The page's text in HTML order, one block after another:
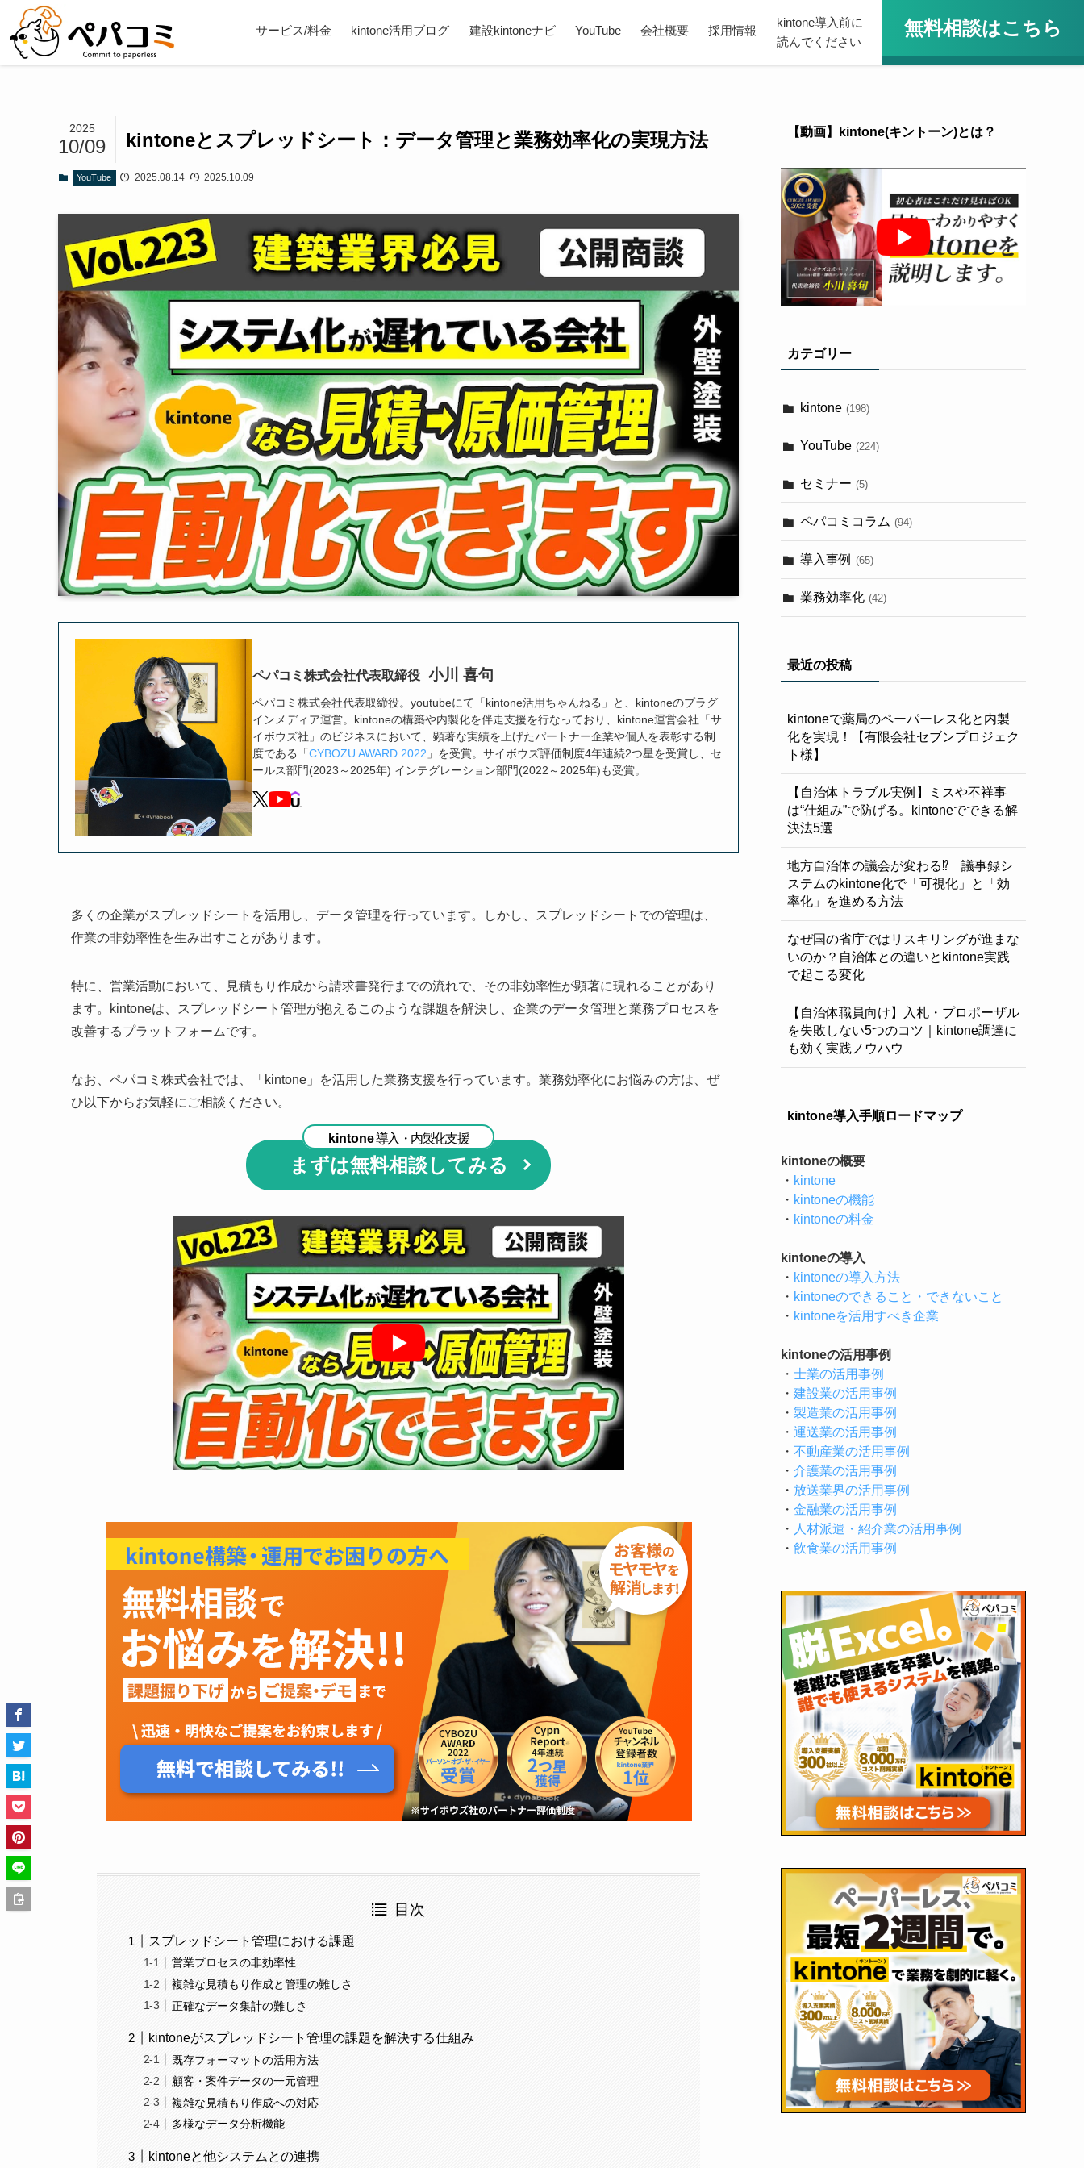
サービス/料金 kintone活用ブログ 建設kintoneナビ YouTube 会社概要 採用情報
kintone導入前に
読んでください
無料相談はこちら
kintoneとスプレッドシート：データ管理と業務効率化の実現方法
2025
10/09
YouTube 2025.08.14 2025.10.09
ペパコミ株式会社代表取締役 小川 喜句
ペパコミ株式会社代表取締役。youtubeにて「kintone活用ちゃんねる」と、kintoneのプラグ
インメディア運営。kintoneの構築や内製化を伴走支援を行なっており、kintone運営会社「サ
イボウズ社」のビジネスにおいて、顕著な実績を上げたパートナー企業や個人を表彰する制
度である「CYBOZU AWARD 2022 」を受賞。サイボウズ評価制度4年連続2つ星を受賞し、セ
ールス部門(2023～2025年) インテグレーション部門(2022～2025年)も受賞。
多くの企業がスプレッドシートを活用し、データ管理を行っています。しかし、スプレッドシートでの管理は、
作業の非効率性を生み出すことがあります。
特に、営業活動において、見積もり作成から請求書発行までの流れで、その非効率性が顕著に現れることがあり
ます。kintoneは、スプレッドシート管理が抱えるこのような課題を解決し、企業のデータ管理と業務プロセスを
改善するプラットフォームです。
なお、ペパコミ株式会社では、「kintone」を活用した業務支援を行っています。業務効率化にお悩みの方は、ぜ
ひ以下からお気軽にご相談ください。
kintone導入・内製化支援
まずは無料相談してみる
目次
スプレッドシート管理における課題
営業プロセスの非効率性
複雑な見積もり作成と管理の難しさ
正確なデータ集計の難しさ
kintoneがスプレッドシート管理の課題を解決する仕組み
既存フォーマットの活用方法
顧客・案件データの一元管理
複雑な見積もり作成への対応
多様なデータ分析機能
kintoneと他システムとの連携
【動画】kintone(キントーン)とは？
カテゴリー
kintone (198)
YouTube (224)
セミナー (5)
ペパコミコラム (94)
導入事例 (65)
業務効率化 (42)
最近の投稿
kintoneで薬局のペーパーレス化と内製
化を実現！【有限会社セブンプロジェク
ト様】
【自治体トラブル実例】ミスや不祥事
は“仕組み”で防げる。kintoneでできる解
決法5選
地方自治体の議会が変わる⁉ 議事録シ
ステムのkintone化で「可視化」と「効
率化」を進める方法
なぜ国の省庁ではリスキリングが進まな
いのか？自治体との違いとkintone実践
で起こる変化
【自治体職員向け】入札・プロポーザル
を失敗しない5つのコツ｜kintone調達に
も効く実践ノウハウ
kintone導入手順ロードマップ
kintoneの概要
・ kintone
・ kintoneの機能
・ kintoneの料金
kintoneの導入
・ kintoneの導入方法
・ kintoneのできること・できないこと
・ kintoneを活用すべき企業
kintoneの活用事例
・ 士業の活用事例
・ 建設業の活用事例
・ 製造業の活用事例
・ 運送業の活用事例
・ 不動産業の活用事例
・ 介護業の活用事例
・ 放送業界の活用事例
・ 金融業の活用事例
・ 人材派遣・紹介業の活用事例
・ 飲食業の活用事例